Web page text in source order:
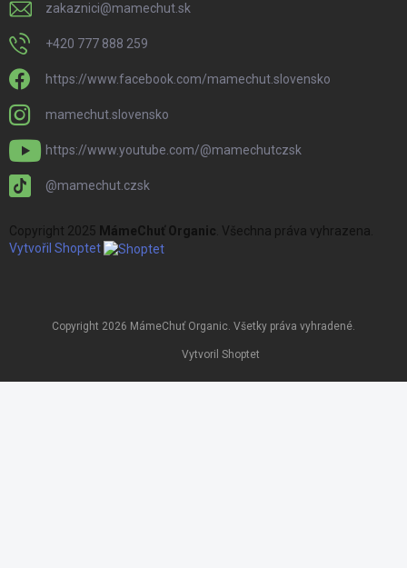
zakaznici@mamechut.sk
+420 777 888 259
https://www.facebook.com/mamechut.slovensko
mamechut.slovensko
https://www.youtube.com/@mamechutczsk
@mamechut.czsk
Copyright 2025 MámeChuť Organic . Všechna práva vyhrazena.
Vytvořil Shoptet
Vytvoril Shoptet
Copyright 2026 MámeChuť Organic . Všetky práva vyhradené.